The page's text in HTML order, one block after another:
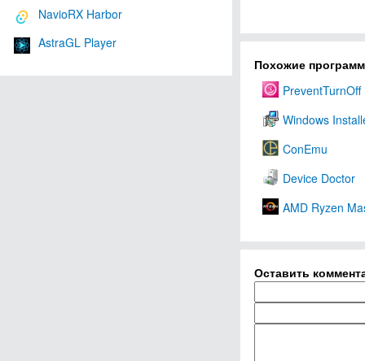
NavioRX Harbor
AstraGL Player
Похожие
PreventTurnOff
Windows
ConEmu
Device Doctor
AMD Ryzen
Оставить